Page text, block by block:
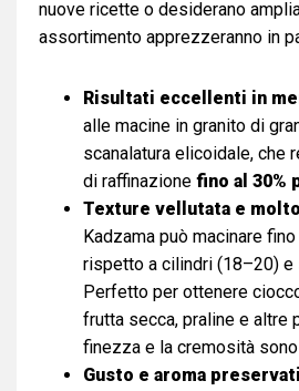
nuove ricette o desiderano
assortimento apprezzeranno in
Risultati eccellenti in
alle macine in granito di
scanalatura elicoidale, che
di raffinazione fino al 30%
Texture vellutata e
Kadzama può macinare
rispetto a cilindri (18–20) e
Perfetto per ottenere
frutta secca, praline e altre
finezza e la cremosità
Gusto e aroma